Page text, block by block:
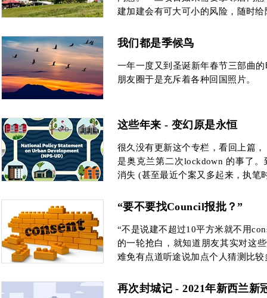
建加建会有可大可小的风险，随时
我们都是季候鸟
一年一度又到圣诞新年春节三部曲
朋友圈于是充斥着各种回国照片。
这些年来 - 变幻原是永恒
很久没有更新这个专栏，看回上篇
是奥克兰第二次lockdown 的事了
消失 (甚至最近个案又多起来，执笔
“要不要找Council报批？”
“不是说建不超过10平方米就不用
的一轮抢白，就知道朋友其实对这
难免有点道听途说加点个人猜测比较
再次封城记 - 2021年新西兰新